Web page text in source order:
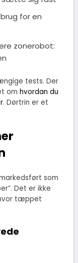
for en
zonerobot:
tests. Der
om hvordan du
. Dørtrin er et
som
Det er ikke
tæppet